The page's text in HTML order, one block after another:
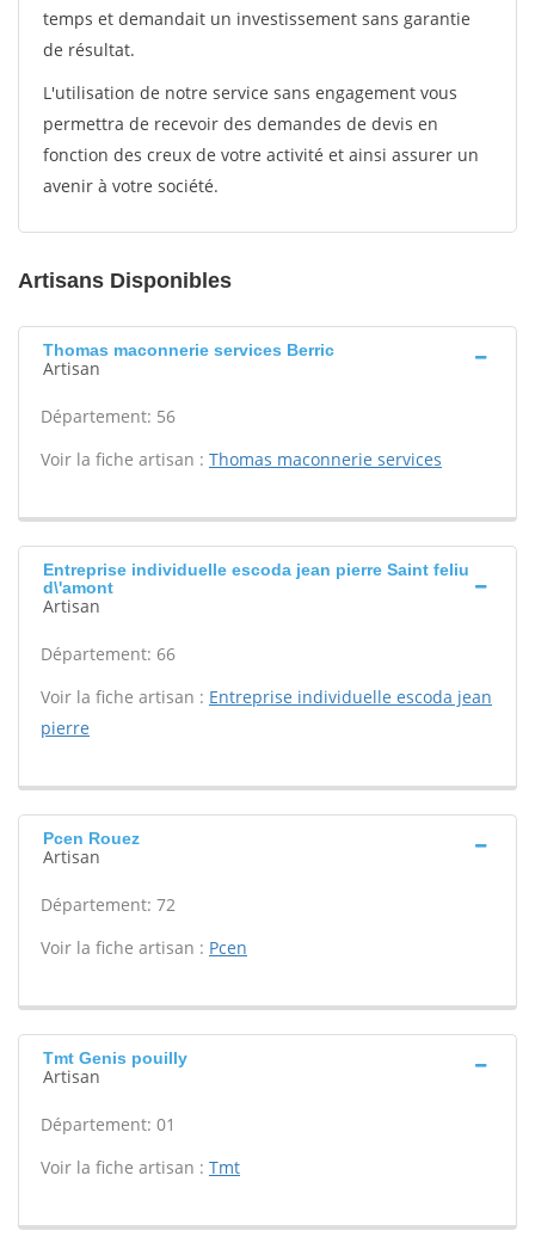
temps et demandait un investissement sans garantie
de résultat.
L'utilisation de notre service sans engagement vous
permettra de recevoir des demandes de devis en
fonction des creux de votre activité et ainsi assurer un
avenir à votre société.
Artisans Disponibles
Thomas maconnerie services Berric
Artisan
Département: 56
Voir la fiche artisan : Thomas maconnerie services
Entreprise individuelle escoda jean pierre Saint feliu
d\'amont
Artisan
Département: 66
Voir la fiche artisan : Entreprise individuelle escoda jean
pierre
Pcen Rouez
Artisan
Département: 72
Voir la fiche artisan : Pcen
Tmt Genis pouilly
Artisan
Département: 01
Voir la fiche artisan : Tmt